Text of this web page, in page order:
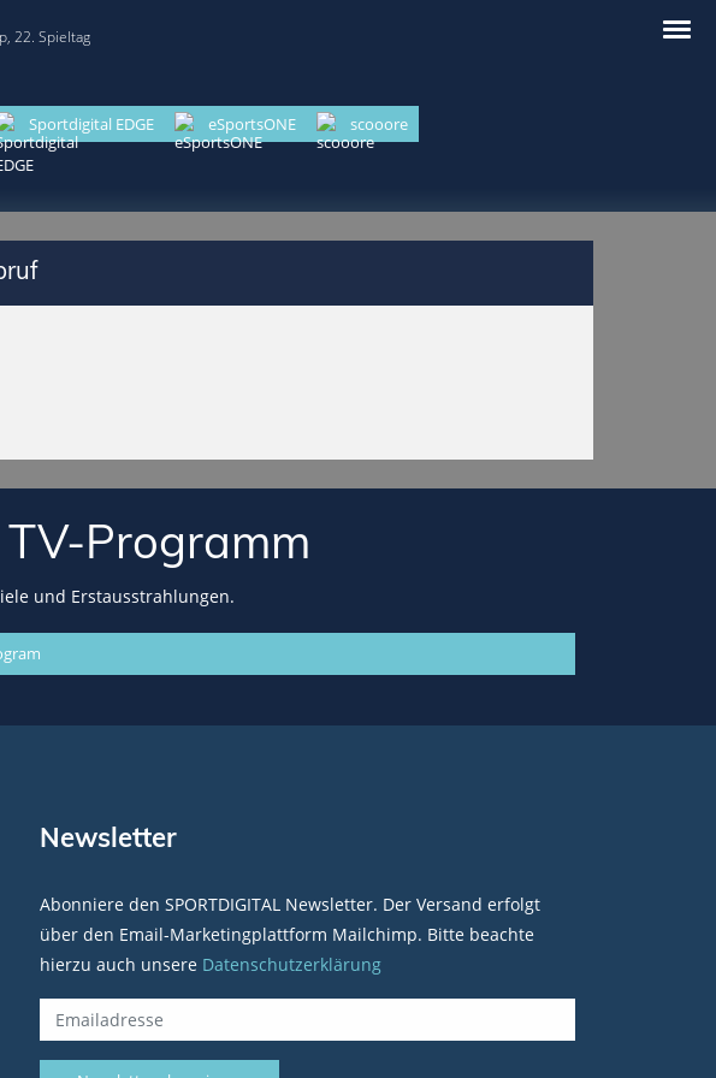
22. Spieltag
Sportdigital EDGE eSportsONE scooore
TV-Programm
und Erstausstrahlungen.
Newsletter
Abonniere den SPORTDIGITAL Newsletter. Der Versand erfolgt
über den Email-Marketingplattform Mailchimp. Bitte beachte
hierzu auch unsere Datenschutzerklärung